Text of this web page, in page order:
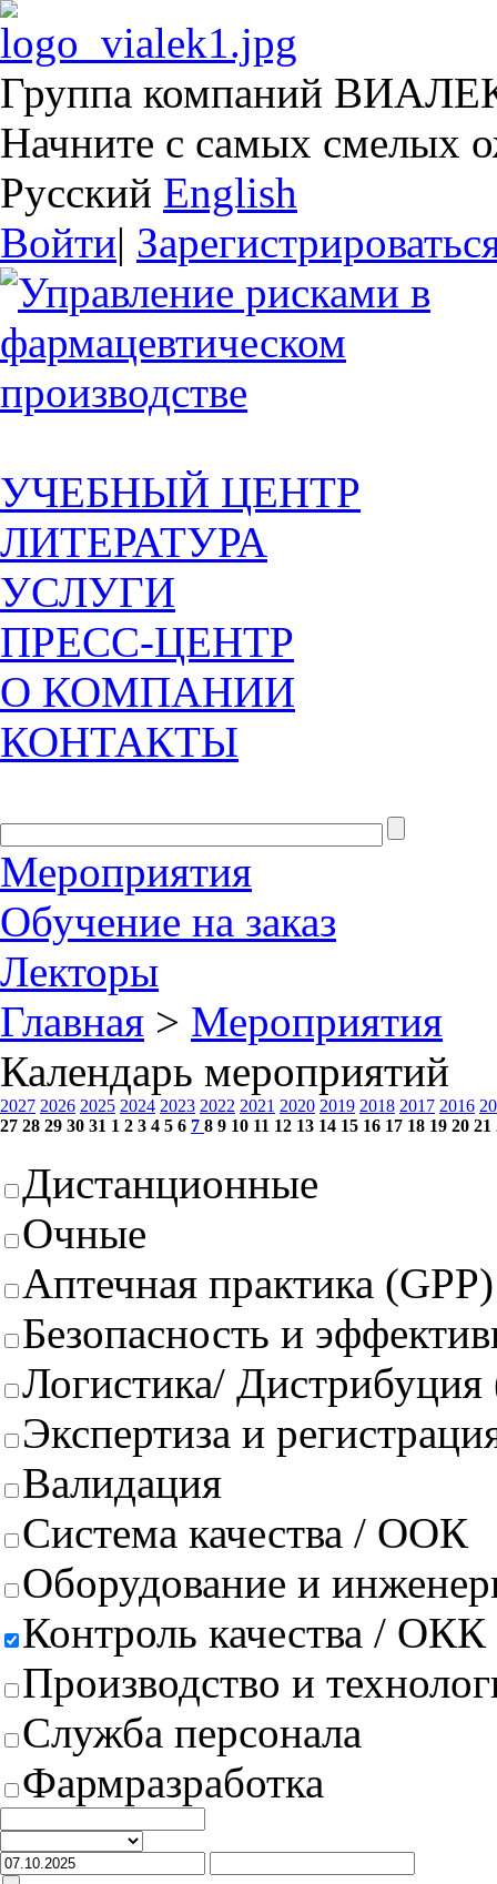
Группа компаний
Начните с самых смелых
Русский English
Войти|
УЧЕБНЫЙ ЦЕНТР
ЛИТЕРАТУРА
УСЛУГИ
ПРЕСС-ЦЕНТР
О КОМПАНИИ
КОНТАКТЫ
Мероприятия
Обучение на заказ
Лекторы
Главная > Мероприятия
Календарь мероприятий
2027 2026 2025 2024 2023 2022 2021 2020 2019 2018 2017 2016
27 28 29 30 31 1 2 3 4 5 6 7 8 9 10 11 12 13 14 15 16 17 18 19 20 21
Дистанционные
Очные
Аптечная практика (GPP)
Безопасность и
Логистика/
Экспертиза и
Валидация
Система качества / ООК
Оборудование и
Контроль качества / ОКК
Производство и
Служба персонала
Фармразработка